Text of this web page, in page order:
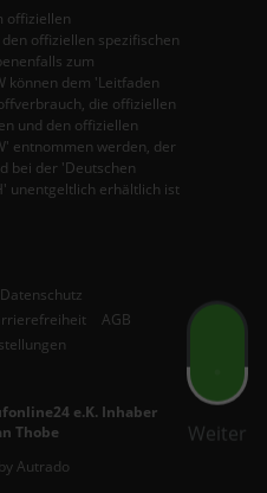
Weiter
offiziellen
offiziellen spezifischen
zum
können dem 'Leitfaden
die offiziellen
und den offiziellen
entnommen werden, der
bei der 'Deutschen
unentgeltlich erhältlich ist
Datenschutz
AGB
e.K. Inhaber
Thobe
Autrado